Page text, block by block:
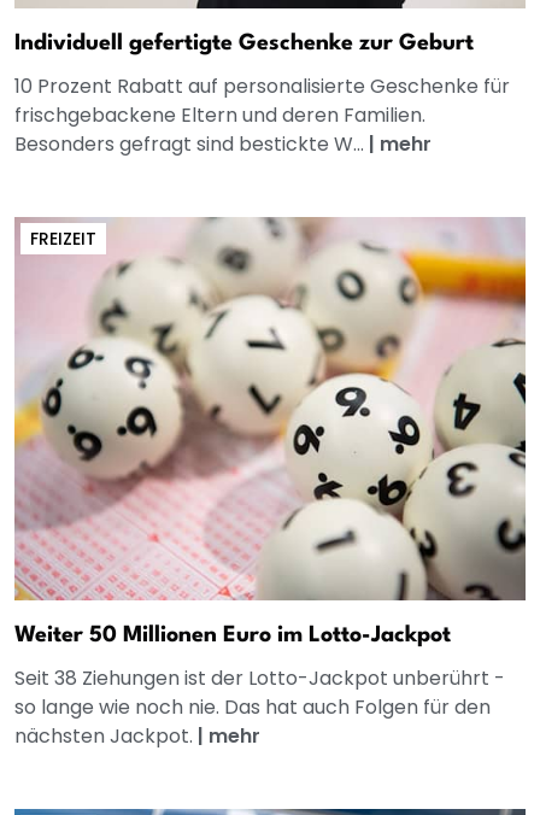
Individuell gefertigte Geschenke zur Geburt
10 Prozent Rabatt auf personalisierte Geschenke für
frischgebackene Eltern und deren Familien.
Besonders gefragt sind bestickte W... | mehr
FREIZEIT
Weiter 50 Millionen Euro im Lotto-Jackpot
Seit 38 Ziehungen ist der Lotto-Jackpot unberührt -
so lange wie noch nie. Das hat auch Folgen für den
nächsten Jackpot. | mehr